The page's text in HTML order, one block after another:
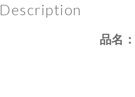
Description
品名：